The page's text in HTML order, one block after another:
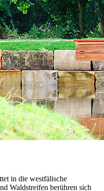
in die westfälische
Waldstreifen berühren sich